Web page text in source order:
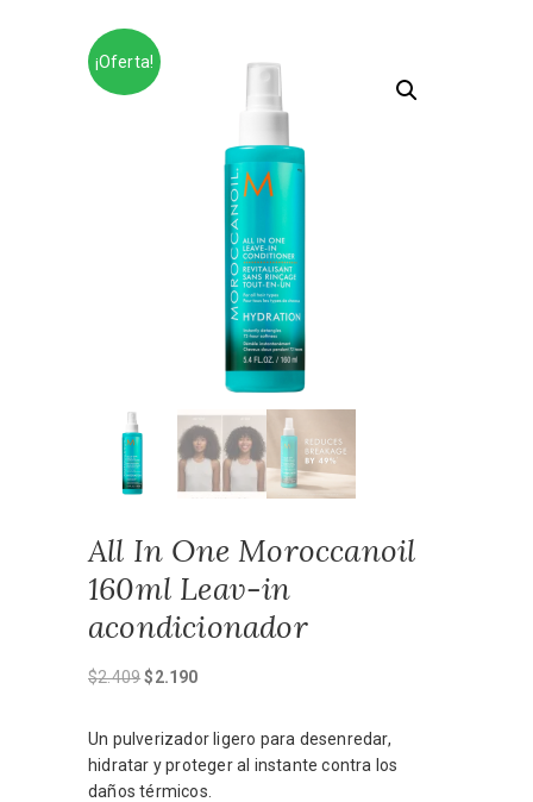
¡Oferta!
All In One Moroccanoil
160ml Leav-in
acondicionador
$2.409El
original
$2.409.
$2.190El
actual
$2.190.
Un pulverizador ligero para desenredar,
hidratar y proteger al instante contra los
daños térmicos.